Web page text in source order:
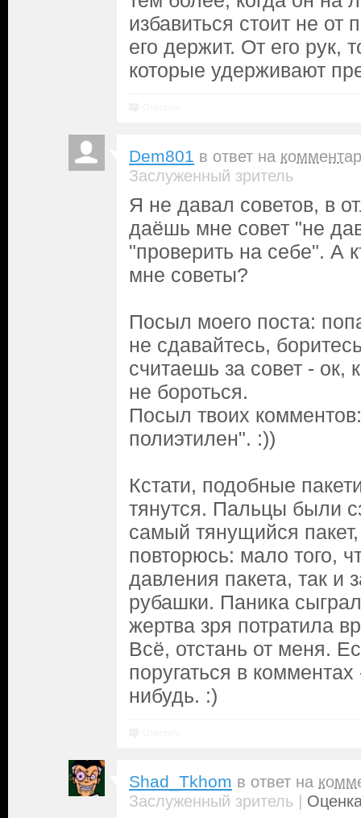
избавиться стоит не от
его держит. От его рук,
которые удерживают
Dem801 в ответ на
Заслуженный зритель
Я не давал советов, в
даёшь мне совет "не
"проверить на себе". А
мне советы?
Посыл моего поста:
не сдавайтесь,
считаешь за совет - ок,
не бороться.
Посыл твоих
полиэтилен". :))
Кстати, подобные
тянутся. Пальцы были
самый тянущийся
повторюсь: мало того,
давления пакета, так и
рубашки. Паника
жертва зря потратила
Всё, отстань от меня.
поругаться в
нибудь. :)
Shad_Tkhom в ответ на
Заслуженный зритель |